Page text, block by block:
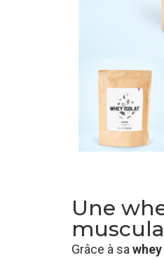
Une
Grâce à sa